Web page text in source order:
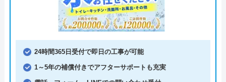
24時間365日受付で即日の工事が可能
1～5年の補償付きでアフターサポートも充実